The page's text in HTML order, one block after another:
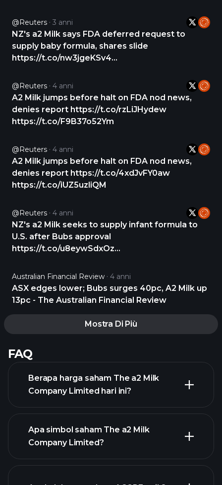
@Reuters 3 anni
NZ's a2 Milk says FDA deferred request to
supply baby formula, shares slide
https://t.co/nw3jgeKSv4
@Reuters 4 anni
A2 Milk jumps before halt on FDA nod news,
denies report https://t.co/rzLiJHydew
https://t.co/F9B37o52Ym
@Reuters 4 anni
A2 Milk jumps before halt on FDA nod news,
denies report https://t.co/4xdJvFY0aw
https://t.co/iUZ5uzliQM
@Reuters 4 anni
NZ's a2 Milk seeks to supply infant formula to
U.S. after Bubs approval
https://t.co/u8eywSdxOz
Australian Financial Review 4 anni
ASX edges lower; Bubs surges 40pc, A2 Milk up
13pc - The Australian Financial Review
Mostra Di Più
FAQ
Berapa harga saham The a2 Milk
Company Limited hari ini?
Apa simbol saham The a2 Milk
Company Limited?